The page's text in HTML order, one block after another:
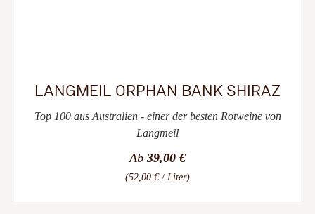
LANGMEIL ORPHAN BANK SHIRAZ
Top 100 aus Australien - einer der besten Rotweine von
Langmeil
Ab 39,00 €
(52,00 € / Liter)